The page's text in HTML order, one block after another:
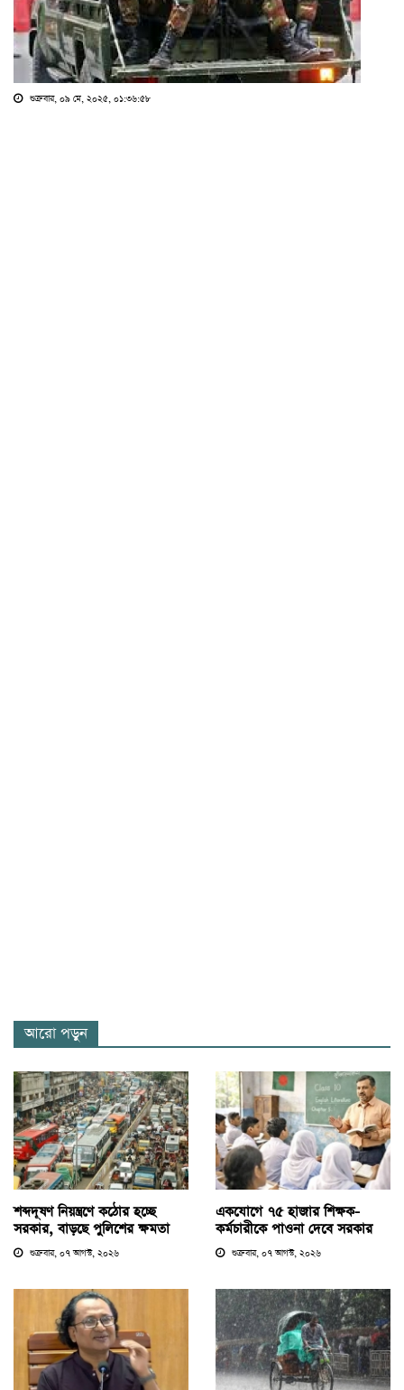
শুক্রবার, ০৯ মে, ২০২৫, ০১:৩৬:৫৮
আরো পড়ুন
শব্দদূষণ নিয়ন্ত্রণে কঠোর হচ্ছে
সরকার, বাড়ছে পুলিশের ক্ষমতা
শুক্রবার, ০৭ আগস্ট, ২০২৬
একযোগে ৭৫ হাজার শিক্ষক-
কর্মচারীকে পাওনা দেবে সরকার
শুক্রবার, ০৭ আগস্ট, ২০২৬